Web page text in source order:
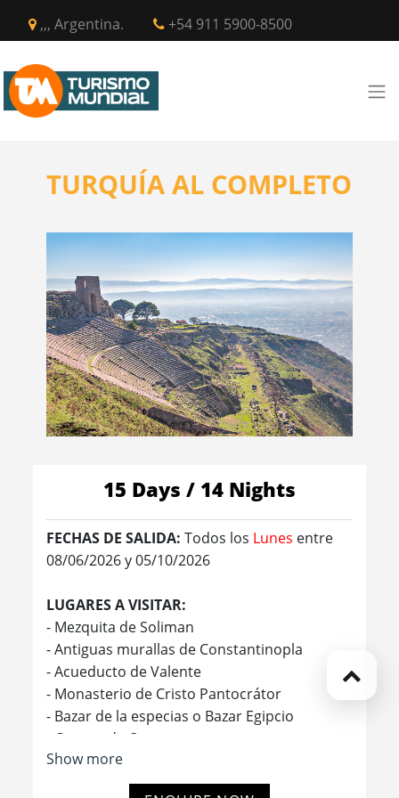
,,, Argentina. +54 911 5900-8500
TURQUÍA AL COMPLETO
15 Days / 14 Nights
FECHAS DE SALIDA: Todos los Lunes entre
08/06/2026 y 05/10/2026
LUGARES A VISITAR:
- Mezquita de Soliman
- Antiguas murallas de Constantinopla
- Acueducto de Valente
- Monasterio de Cristo Pantocrátor
- Bazar de la especias o Bazar Egipcio
- Cuerno de Oro
- Iglesia de Hierro de San Esteban
- El Gran Bazar
Show more